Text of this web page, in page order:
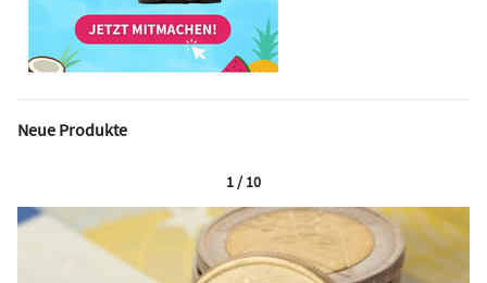
Neue Produkte
1 / 10